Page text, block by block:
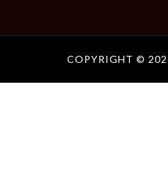
COPYRIGHT ©